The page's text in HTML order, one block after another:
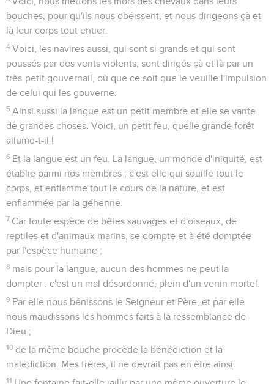
Humiliez-vous devant le Seigneur, et il vous élèvera.
Ne pas juger un frère
11 Ne parlez pas l'un contre l'autre, frères. Celui qui parle
contre son frère ou qui juge son frère, parle contre la loi et
juge la loi. Or si tu juges la loi, tu n'es pas un observateur de
la loi, mais un juge.
12 Un seul est législateur et juge, celui qui peut sauver et
détruire ; mais toi, qui es-tu qui juges ton prochain ?
Ne pas être orgueilleux
13 A vous maintenant, qui dites : Aujourd'hui ou demain nous
irons dans telle ou telle ville, et nous y passerons une année,
et nous trafiquerons et nous gagnerons,
14 vous qui ne savez pas ce qui arrivera le jour de demain ;
(car qu'est-ce que votre vie ? car elle n'est qu'une vapeur
paraissant pour un peu de temps et puis disparaissant ;)
15 au lieu de dire : Si le Seigneur le veut et si nous vivons,
nous ferons aussi ceci ou cela.
16 Mais maintenant vous vous glorifiez dans vos vanteries.
Toute jactance pareille est mauvaise.
17 Pour celui donc qui sait faire le bien et qui ne le fait pas,
pour lui c'est pécher.